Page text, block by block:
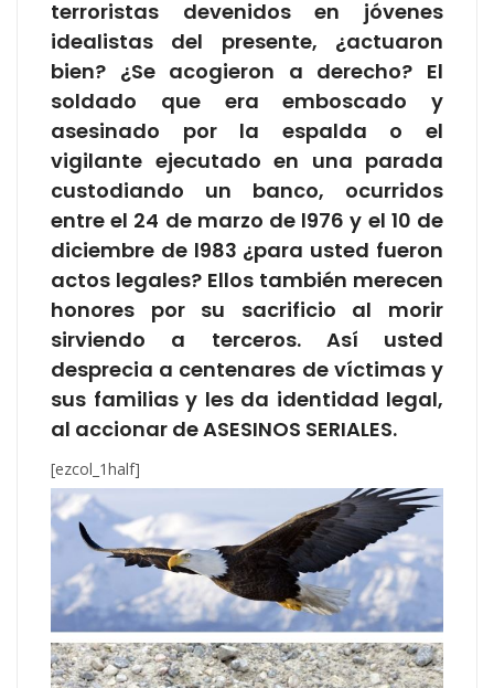
terroristas devenidos en jóvenes
idealistas del presente, ¿actuaron
bien? ¿Se acogieron a derecho? El
soldado que era emboscado y
asesinado por la espalda o el
vigilante ejecutado en una parada
custodiando un banco, ocurridos
entre el 24 de marzo de l976 y el 10 de
diciembre de l983 ¿para usted fueron
actos legales? Ellos también merecen
honores por su sacrificio al morir
sirviendo a terceros. Así usted
desprecia a centenares de víctimas y
sus familias y les da identidad legal,
al accionar de ASESINOS SERIALES.
[ezcol_1half]